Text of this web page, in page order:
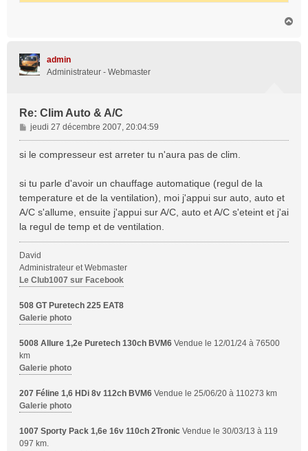
admin
Administrateur - Webmaster
Re: Clim Auto & A/C
M
e
s
g
e
jeudi 27 décembre 2007, 20:04:59
si le compresseur est arreter tu n'aura pas de clim.
si tu parle d'avoir un chauffage automatique (regul de la
temperature et de la ventilation), moi j'appui sur auto, auto et
A/C s'allume, ensuite j'appui sur A/C, auto et A/C s'eteint et j'ai
la regul de temp et de ventilation.
David
Administrateur et Webmaster
Le Club1007 sur Facebook
508 GT Puretech 225 EAT8
Galerie photo
5008 Allure 1,2e Puretech 130ch BVM6 Vendue le 12/01/24 à 76500
km
Galerie photo
207 Féline 1,6 HDi 8v 112ch BVM6 Vendue le 25/06/20 à 110273 km
Galerie photo
1007 Sporty Pack 1,6e 16v 110ch 2Tronic Vendue le 30/03/13 à 119
097 km.